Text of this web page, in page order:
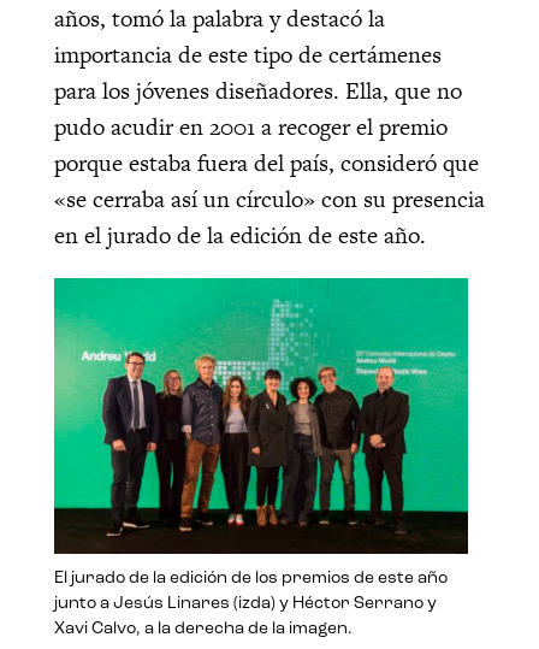
años, tomó la palabra y destacó la
importancia de este tipo de certámenes
para los jóvenes diseñadores. Ella, que no
pudo acudir en 2001 a recoger el premio
porque estaba fuera del país, consideró que
«se cerraba así un círculo» con su presencia
en el jurado de la edición de este año.
El jurado de la edición de los premios de este año
junto a Jesús Linares (izda) y Héctor Serrano y
Xavi Calvo, a la derecha de la imagen.